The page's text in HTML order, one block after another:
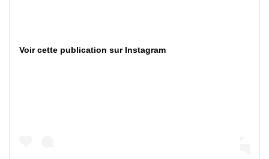
Voir cette publication sur Instagram